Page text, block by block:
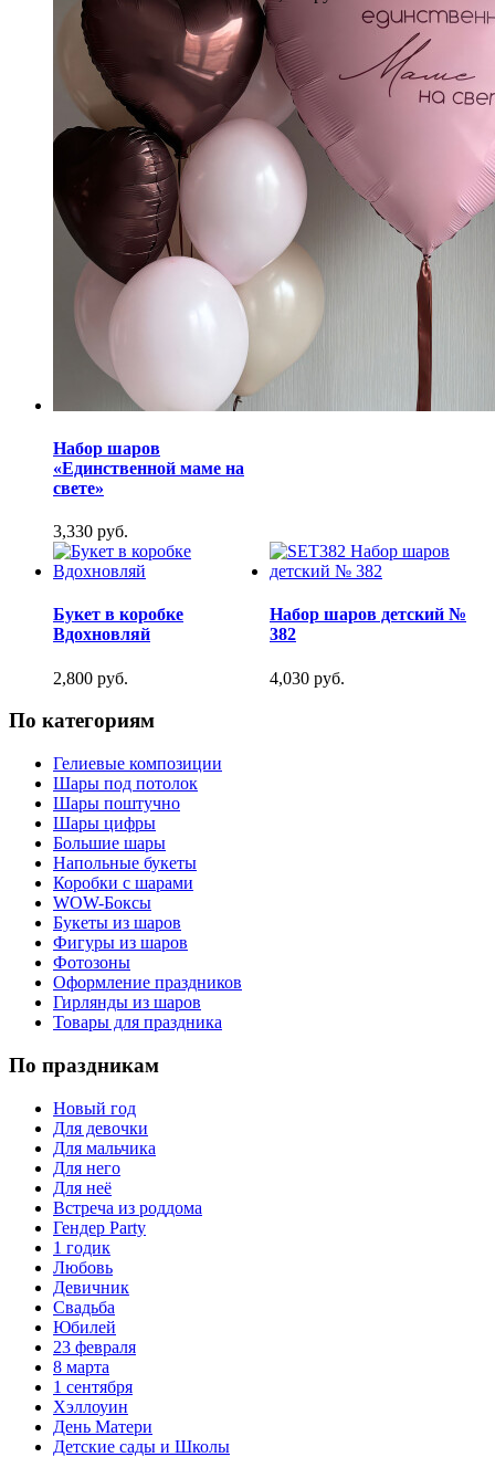
Набор шаров
«Единственной маме на
свете»
3,330 руб.
Букет в коробке
Вдохновляй
2,800 руб.
Набор шаров детский №
382
4,030 руб.
По категориям
Гелиевые композиции
Шары под потолок
Шары поштучно
Шары цифры
Большие шары
Напольные букеты
Коробки с шарами
WOW-Боксы
Букеты из шаров
Фигуры из шаров
Фотозоны
Оформление праздников
Гирлянды из шаров
Товары для праздника
По праздникам
Новый год
Для девочки
Для мальчика
Для него
Для неё
Встреча из роддома
Гендер Party
1 годик
Любовь
Девичник
Свадьба
Юбилей
23 февраля
8 марта
1 сентября
Хэллоуин
День Матери
Детские сады и Школы